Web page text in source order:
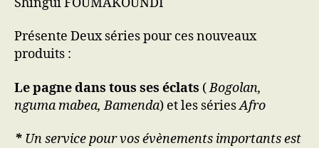
Présente Deux séries pour ces nouveaux
produits :
Le pagne dans tous ses éclats (Bogolan,
nguma mabea, Bamenda) et les sériesAfro
* Un service pour vos évènements importants est